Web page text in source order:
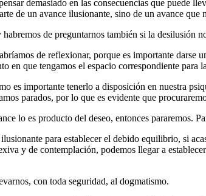
demasiado en las consecuencias que puede
de un avance ilusionante, sino de un avance que
de preguntarnos también si la desilusión
de reflexionar, porque es importante
en que tengamos el espacio correspondiente para
es importante tenerlo a disposición en nuestra
parados, por lo que es evidente que
lo es producto del deseo, entonces pararemos.
para establecer el debido equilibrio, si
y de contemplación, podemos llegar a
con toda seguridad, al dogmatismo.